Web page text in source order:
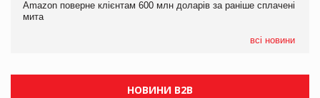
Amazon поверне клієнтам 600 млн доларів за раніше сплачені
мита
всі новини
05.08.2026
Сергій Лісунов про заморожені хлібобулочні вироби на
У Євросоюзі набули чинності нові правила щодо штучного
інтелекту
НОВИНИ B2B